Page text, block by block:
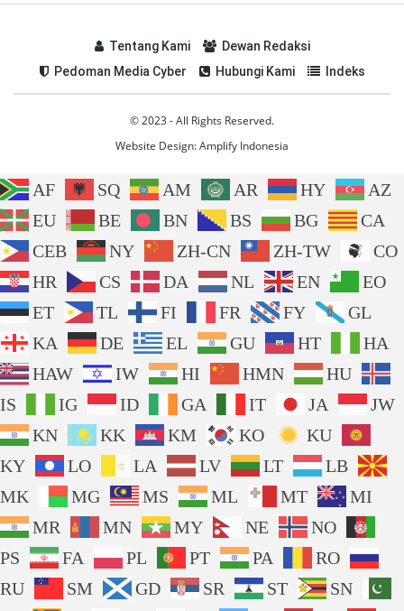
Tentang Kami
Dewan Redaksi
Pedoman Media Cyber
Hubungi Kami Indeks
© 2023 - All Rights Reserved.
Website Design:Amplify Indonesia
AF SQ AM AR HY
AZ
EU
BE BN BS BG
CA
CEB
NY ZH-CN ZH-TW
CO
HR
CS DA NL EN
EO
ET
TL FI FR FY
GL
KA
DE EL GU HT
HA
HAW
IW HI HMN
HU
IS
IG ID GA IT JA
JW
KN
KK KM KO
KU
KY
LO LA LV LT
LB
MK
MG MS ML MT
MI
MR
MN MY NE
NO
PS
FA PL PT PA
RO
RU
SM GD SR ST
SN